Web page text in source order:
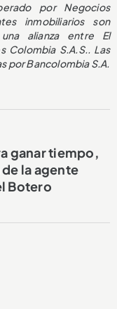
por Negocios
inmobiliarios son
alianza entre El
Colombia S.A.S.. Las
por Bancolombia S.A.
ganar tiempo,
la agente
Botero